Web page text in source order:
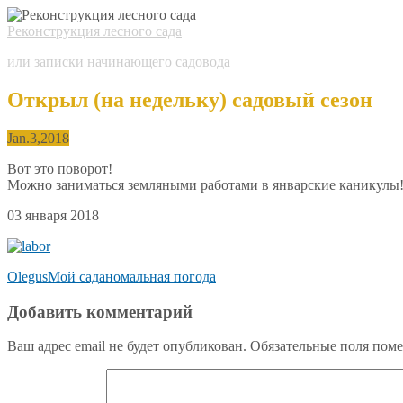
Реконструкция лесного сада
или записки начинающего садовода
Открыл (на недельку) садовый сезон
Jan.3,2018
Вот это поворот!
Можно заниматься земляными работами в январские каникулы!
03 января 2018
OlegusМой саданомальная погода
Добавить комментарий
Ваш адрес email не будет опубликован. Обязательные поля